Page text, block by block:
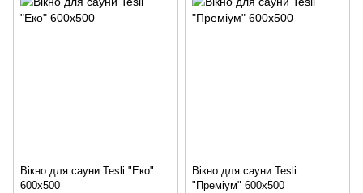
Вікно для сауни Tesli "Еко"
600х500
Вікно для сауни Tesli
"Преміум" 600х500